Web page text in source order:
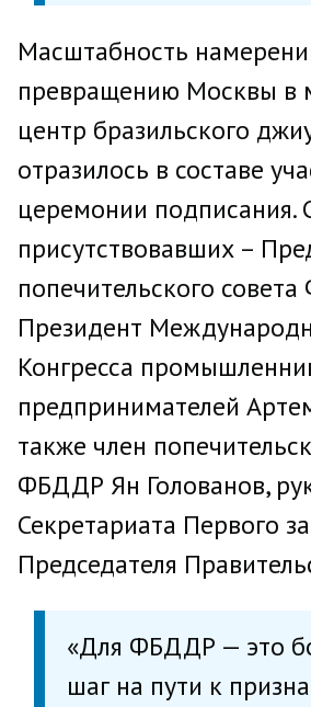
Масштабность
превращению Москвы в
центр бразильского
отразилось в составе
церемонии подписания.
присутствовавших –
попечительского
Президент
Конгресса
предпринимателей
также член
ФБДДР Ян Голованов,
Секретариата Первого
Председателя
«Для ФБДДР — это
шаг на пути к